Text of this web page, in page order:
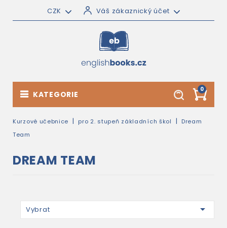
CZK Váš zákaznický účet
0
KATEGORIE
Kurzové učebnice pro 2. stupeň základních škol
Dream
Team
DREAM TEAM
Vybrat 